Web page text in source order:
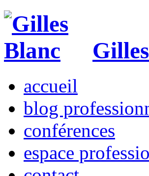
accueil
blog
conférences
espace